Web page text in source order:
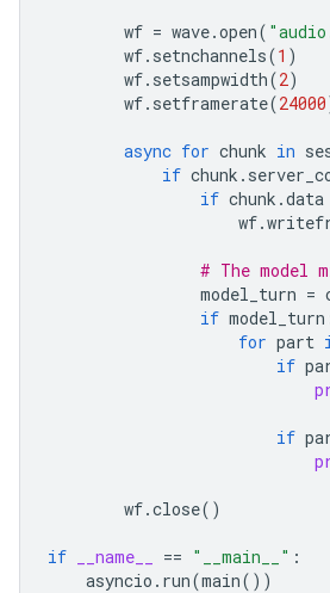
wf = wave.open(
wf. setnchannels(1 )
wf. setsampwidth(2)
wf. setframerate(24000
async for chunk in
if chunk .
if chunk .data
wf.
# The model
model_turn =
if model_turn
for part
if
if
wf.close()
if __name__ == "__main__" :
asyncio . run(main())